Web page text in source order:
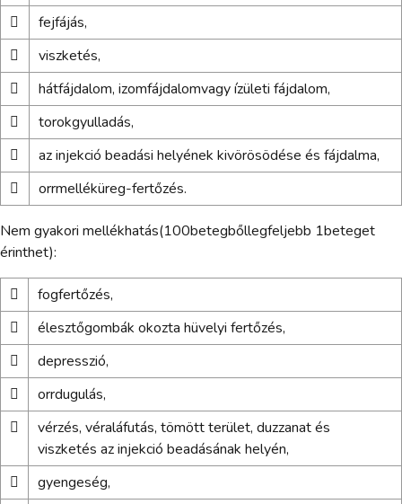

fejfájás,

viszketés,

hátfájdalom, izomfájdalomvagy ízületi fájdalom,

torokgyulladás,

az injekció beadási helyének kivörösödése és fájdalma,

orrmelléküreg-fertőzés.
Nem gyakori mellékhatás(100betegbőllegfeljebb 1beteget
érinthet):

fogfertőzés,

élesztőgombák okozta hüvelyi fertőzés,

depresszió,

orrdugulás,

vérzés, véraláfutás, tömött terület, duzzanat és
viszketés az injekció beadásának helyén,

gyengeség,